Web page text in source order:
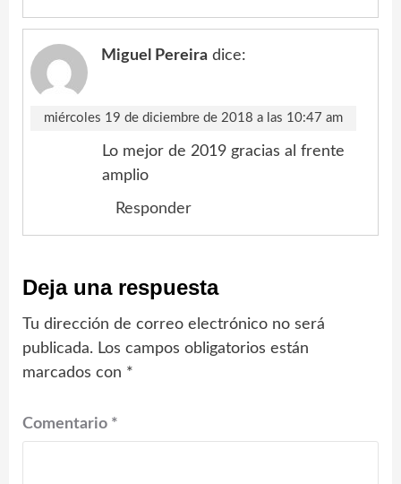
Miguel Pereira dice:
miércoles 19 de diciembre de 2018 a las 10:47 am
Lo mejor de 2019 gracias al frente
amplio
Responder
Deja una respuesta
Tu dirección de correo electrónico no será
publicada. Los campos obligatorios están
marcados con *
Comentario *